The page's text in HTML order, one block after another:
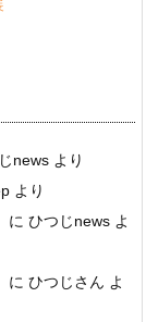
news より
より
に ひつじnews よ
に ひつじさん よ